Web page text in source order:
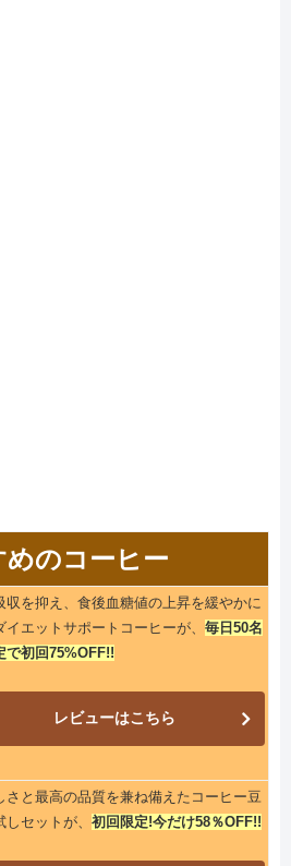
めのコーヒー
収を抑え、食後血糖値の上昇を緩やかに
イエットサポートコーヒーが、 毎日50名
で初回75%OFF!!
レビューはこちら
さと最高の品質を兼ね備えたコーヒー豆
しセットが、 初回限定!今だけ58％OFF!!